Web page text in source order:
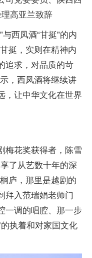
高亚兰致辞
西凤酒“甘挺”的内
挺，实则在精神内
求，对品质的苛
，西凤酒将继续讲
，让中华文化在世界
梅花奖获得者，陈雪
了从艺数十年的深
庐，那里是越剧的
拜入范瑞娟老师门
一调的唱腔、那一步
执着和对家国文化